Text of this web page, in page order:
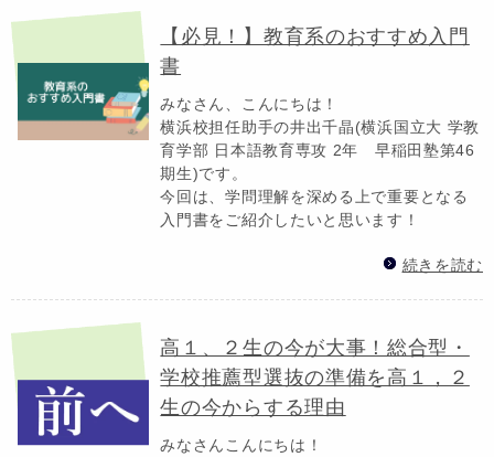
【必見！】教育系のおすすめ入門
書
みなさん、こんにちは！
横浜校担任助手の井出千晶(横浜国立大 学教
育学部 日本語教育専攻 2年 早稲田塾第46
期生)です。
今回は、学問理解を深める上で重要となる
入門書をご紹介したいと思います！
続きを読む
高１、２生の今が大事！総合型・
学校推薦型選抜の準備を高１，２
生の今からする理由
みなさんこんにちは！